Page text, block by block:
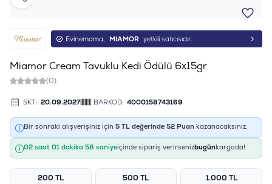
Evinemama, MIAMOR yetkili satıcısıdır.
Miamor Cream Tavuklu Kedi Ödülü 6x15gr
(0)
SKT: 20.09.2027 BARKOD: 4000158743169
Bir sonraki alışverişiniz için 5 TL değerinde 52 Puan kazanacaksınız.
02 saat 01 dakika 58 saniyeiçinde sipariş verirsenizbugünkargoda!
200 TL 500 TL 1.000 TL